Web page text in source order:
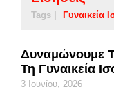
Tags | Γυναικεία
Δυναμώνουμε
Τη Γυναικεία
3 Ιουνίου, 2026